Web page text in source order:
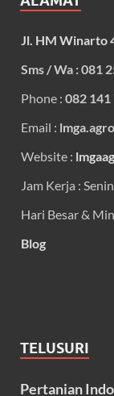
Jl. HM Winarto
Sms / Wa : 081
Phone : 082 141
Email :
Website :
Jam Kerja :
Hari Besar &
Blog
TELUSURI
Pertanian